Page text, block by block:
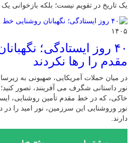
یک تاریخ در تقویم نیست؛ بلکه
۱۴۰۵
۴۰ روز ایستادگی؛
مقدم را رها نکردند
در میان حملات آمریکایی، صهیونی به
نور داستانی شگرف می آفرینند، تصور
خاکی، که در خط مقدم تأمین روشنایی،
نور وروشنایی این سرزمین، نور امید را
دارند.